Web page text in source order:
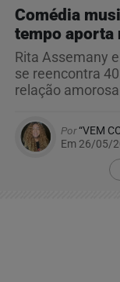
Comédia
tempo aporta
Rita Assemany
se reencontra
relação amorosa
Por“VEM
Em 26/05/